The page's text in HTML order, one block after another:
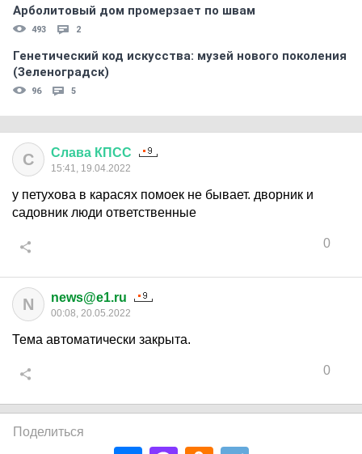
Арболитовый дом промерзает по швам
493 2
Генетический код искусства: музей нового поколения
(Зеленоградск)
96 5
С Слава КПСС
15:41, 19.04.2022
у петухова в карасях помоек не бывает. дворник и
садовник люди ответственные
0
N news@e1.ru
00:08, 20.05.2022
Тема автоматически закрыта.
0
Поделиться